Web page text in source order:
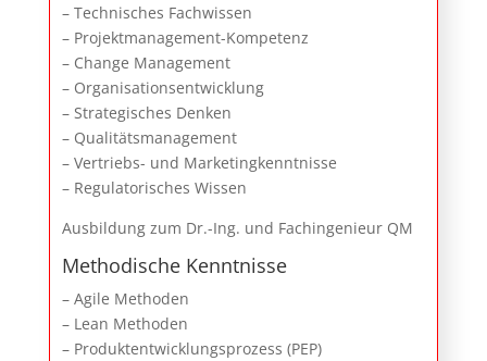
– Technisches Fachwissen
– Projektmanagement-Kompetenz
– Change Management
– Organisationsentwicklung
– Strategisches Denken
– Qualitätsmanagement
– Vertriebs- und Marketingkenntnisse
– Regulatorisches Wissen
Ausbildung zum Dr.-Ing. und Fachingenieur QM
Methodische Kenntnisse
– Agile Methoden
– Lean Methoden
– Produktentwicklungsprozess (PEP)